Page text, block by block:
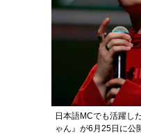
日本語MCでも活躍し
ゃん』が6月25日に公